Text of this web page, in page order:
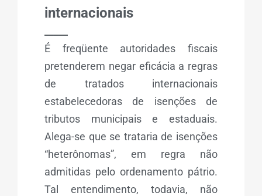
internacionais
É freqüente autoridades fiscais
pretenderem negar eficácia a regras
de tratados internacionais
estabelecedoras de isenções de
tributos municipais e estaduais.
Alega-se que se trataria de isenções
“heterônomas”, em regra não
admitidas pelo ordenamento pátrio.
Tal entendimento, todavia, não